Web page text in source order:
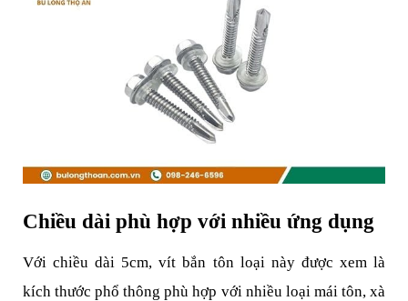
Chiều dài phù hợp với nhiều ứng dụng
Với chiều dài 5cm, vít bắn tôn loại này được xem là
kích thước phổ thông phù hợp với nhiều loại mái tôn, xà